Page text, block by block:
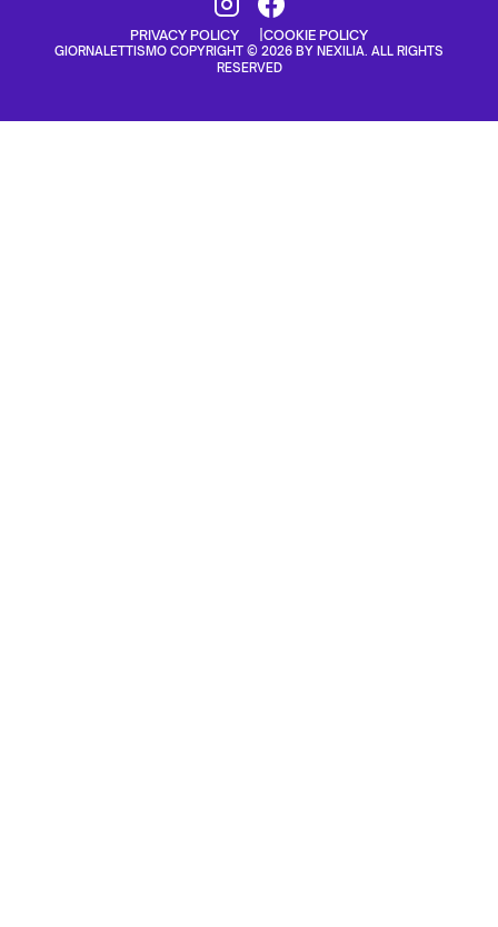
PRIVACY POLICY COOKIE POLICY
GIORNALETTISMO COPYRIGHT © 2026 BY NEXILIA. ALL RIGHTS
RESERVED